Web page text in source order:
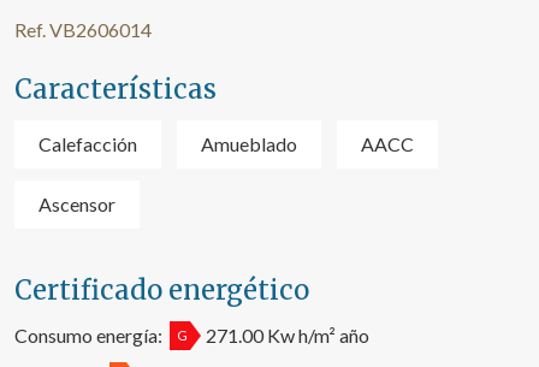
Ref. VB2606014
Características
Calefacción Amueblado AACC
Ascensor
Certificado energético
Consumo energía: G
271.00 Kw h/m² año
Modificar cookies
Técnicas y funcionales
información con la finalidad de mejorar nuestros servicios.
de configurar su navegador pudiendo, si así lo desea,
Analíticas y personalización